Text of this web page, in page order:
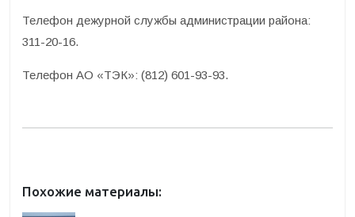
Телефон дежурной службы администрации района:
311-20-16.
Телефон АО «ТЭК»: (812) 601-93-93.
Похожие материалы: